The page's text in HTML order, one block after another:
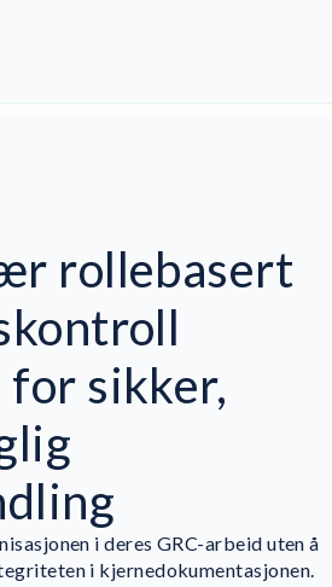
rollebasert
for sikker,
i deres GRC-arbeid uten å
i kjerne­dokumentasjonen.